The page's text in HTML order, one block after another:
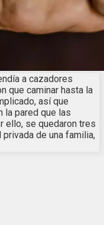
a cazadores
que caminar hasta la
así que
la pared que las
ello, se quedaron tres
de una familia,